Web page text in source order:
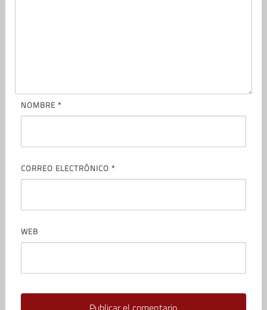
NOMBRE *
CORREO ELECTRÓNICO *
WEB